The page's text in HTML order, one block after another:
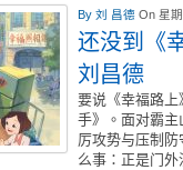
By 刘 昌德 On 星
还没到《
刘昌德
要说《幸福路
手》。面对霸
厉攻势与压制
么事：正是门外